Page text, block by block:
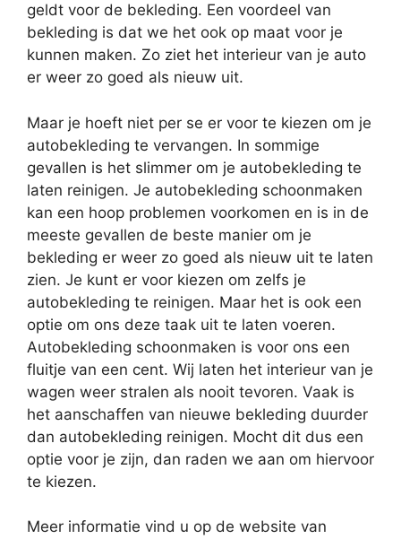
geldt voor de bekleding. Een voordeel van
bekleding is dat we het ook op maat voor je
kunnen maken. Zo ziet het interieur van je auto
er weer zo goed als nieuw uit.
Maar je hoeft niet per se er voor te kiezen om je
autobekleding te vervangen. In sommige
gevallen is het slimmer om je autobekleding te
laten reinigen. Je autobekleding schoonmaken
kan een hoop problemen voorkomen en is in de
meeste gevallen de beste manier om je
bekleding er weer zo goed als nieuw uit te laten
zien. Je kunt er voor kiezen om zelfs je
autobekleding te reinigen. Maar het is ook een
optie om ons deze taak uit te laten voeren.
Autobekleding schoonmaken is voor ons een
fluitje van een cent. Wij laten het interieur van je
wagen weer stralen als nooit tevoren. Vaak is
het aanschaffen van nieuwe bekleding duurder
dan autobekleding reinigen. Mocht dit dus een
optie voor je zijn, dan raden we aan om hiervoor
te kiezen.
Meer informatie vind u op de website van